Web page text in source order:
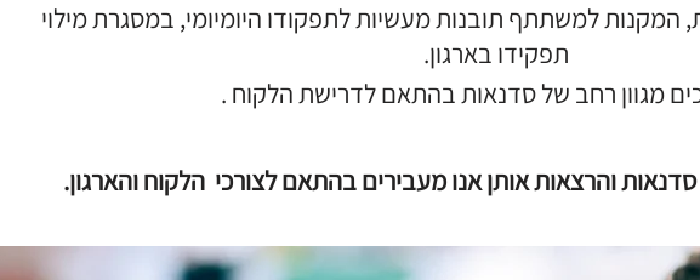
למשתתף תובנות מעשיות לתפקודו היומיומי, במסגרת מילוי
תפקידו בארגון.
מגוון רחב של סדנאות בהתאם לדרישת הלקוח .
והרצאות אותן אנו מעבירים בהתאם לצורכי הלקוח והארגון.